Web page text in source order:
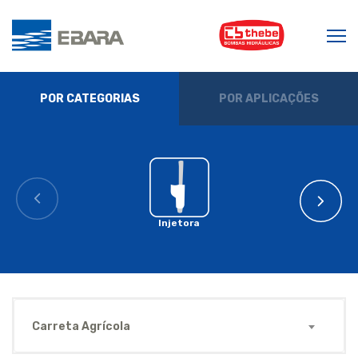
POR CATEGORIAS POR APLICAÇÕES
Injetora
Carreta Agrícola